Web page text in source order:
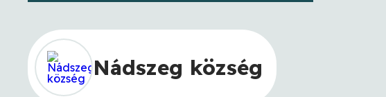
Nádszeg község